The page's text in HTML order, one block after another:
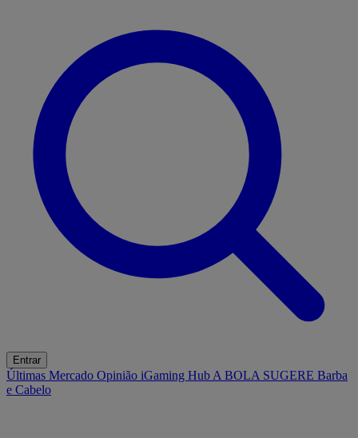
Entrar
Últimas Mercado Opinião iGaming Hub A BOLA SUGERE Barba
e Cabelo